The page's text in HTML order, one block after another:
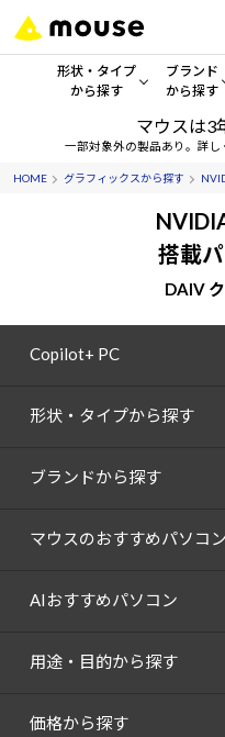
形状・タイプ
から探す
形状・タイプから探す
デスクトップPC
サーバー
ブランド
から探す
mouse
G TUNE
DAIV
マウスは3
一部対象外の製品あり。詳し
HOME グラフィックスから探す
搭載
DAIV
Copilot+ PC
形状・タイプから探す
ブランドから探す
マウスのおすすめパソコン
AIおすすめパソコン
用途・目的から探す
価格から探す